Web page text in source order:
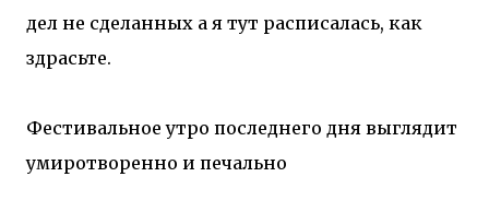
дел не сделанных а я тут расписалась, как
здрасьте.
Фестивальное утро последнего дня выглядит
умиротворенно и печально